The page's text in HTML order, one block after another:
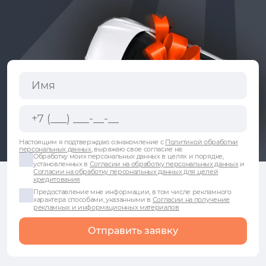
Настоящим я подтверждаю ознакомление с Политикой обработки
персональных данных, выражаю свое согласие на:
Обработку моих персональных данных в целях и порядке,
установленных в Согласии на обработку персональных данныхи
Согласии на обработку персональных данных для целей
кредитования
Предоставление мне информации, в том числе рекламного
характера способами, указанными в Согласии на получение
рекламных и информационных материалов
Отправить заявку